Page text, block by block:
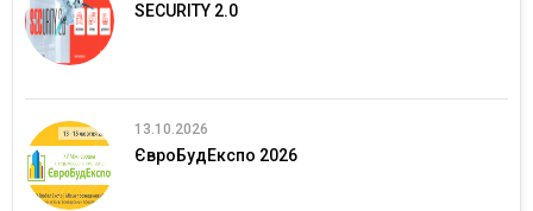
SECURITY 2.0
13.10.2026
ЄвроБудЕкспо 2026